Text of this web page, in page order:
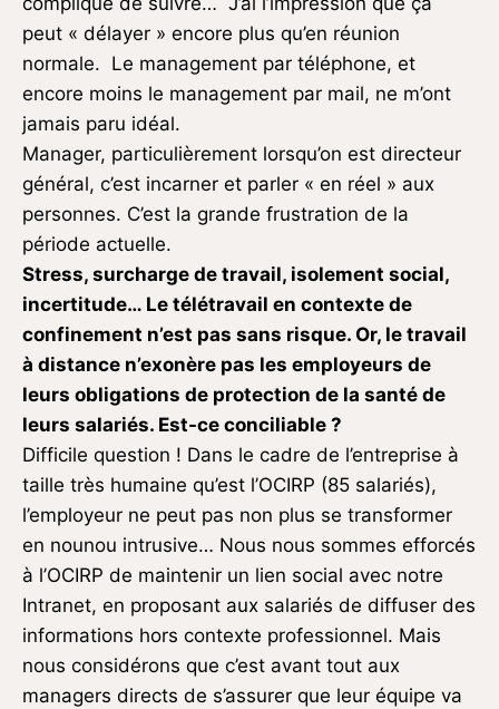
peut « délayer » encore plus qu’en réunion
normale. Le management par téléphone, et
encore moins le management par mail, ne m’ont
jamais paru idéal.
Manager, particulièrement lorsqu’on est directeur
général, c’est incarner et parler « en réel » aux
personnes. C’est la grande frustration de la
période actuelle.
Stress, surcharge de travail, isolement social,
incertitude… Le télétravail en contexte de
confinement n’est pas sans risque. Or, le travail
à distance n’exonère pas les employeurs de
leurs obligations de protection de la santé de
leurs salariés. Est-ce conciliable ?
Difficile question ! Dans le cadre de l’entreprise à
taille très humaine qu’est l’OCIRP (85 salariés),
l’employeur ne peut pas non plus se transformer
en nounou intrusive… Nous nous sommes efforcés
à l’OCIRP de maintenir un lien social avec notre
Intranet, en proposant aux salariés de diffuser des
informations hors contexte professionnel. Mais
nous considérons que c’est avant tout aux
managers directs de s’assurer que leur équipe va